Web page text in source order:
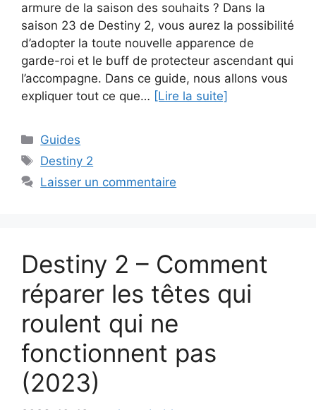
armure de la saison des souhaits ? Dans la
saison 23 de Destiny 2, vous aurez la possibilité
d’adopter la toute nouvelle apparence de
garde-roi et le buff de protecteur ascendant qui
l’accompagne. Dans ce guide, nous allons vous
expliquer tout ce que… [Lire la suite]
Catégories
Guides
Étiquettes
Destiny 2
Laisser un commentaire
Destiny 2 – Comment
réparer les têtes qui
roulent qui ne
fonctionnent pas
(2023)